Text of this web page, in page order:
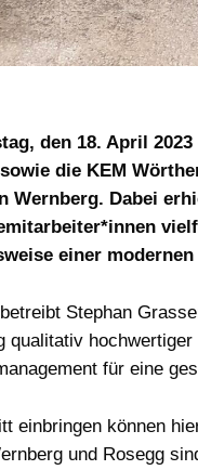
den 18. April
die KEM
Wernberg. Dabei
einer
Stephan
qualitativ
für eine
einbringen können
und Rosegg